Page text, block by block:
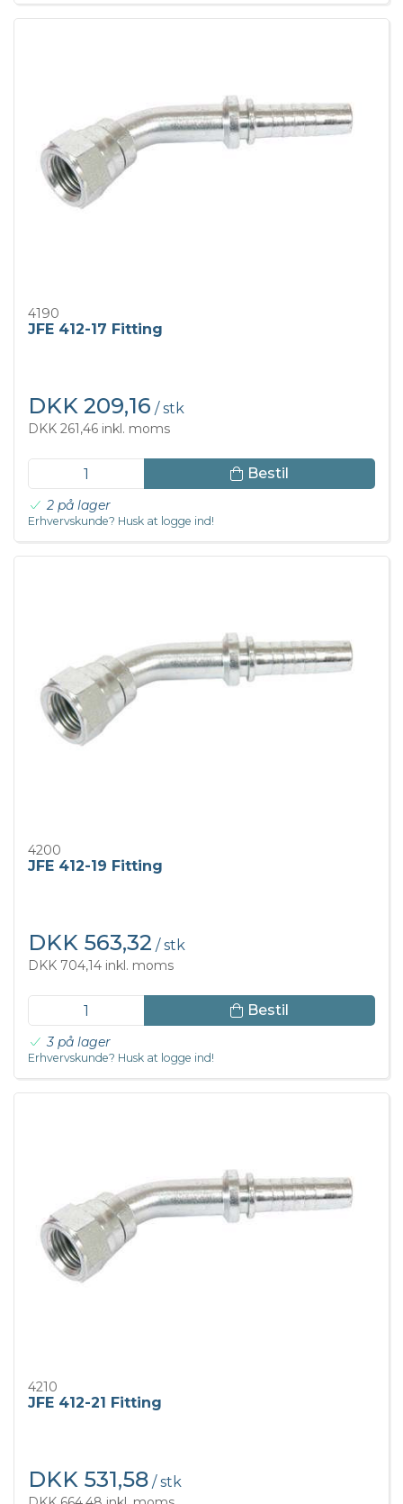
4190
JFE 412-17 Fitting
DKK 209,16 / stk
DKK 261,46 inkl. moms
Bestil
2 på lager
Erhvervskunde? Husk at logge ind!
4200
JFE 412-19 Fitting
DKK 563,32 / stk
DKK 704,14 inkl. moms
Bestil
3 på lager
Erhvervskunde? Husk at logge ind!
4210
JFE 412-21 Fitting
DKK 531,58 / stk